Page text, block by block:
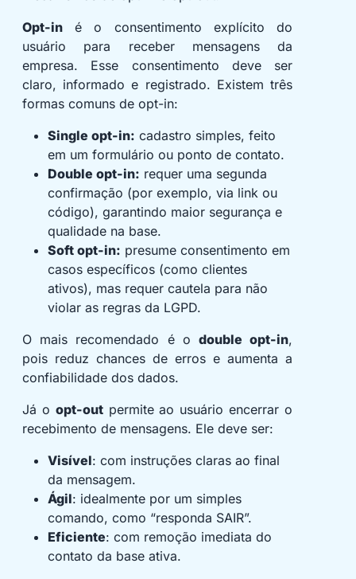
Opt-in é o consentimento explícito do
usuário para receber mensagens da
empresa. Esse consentimento deve ser
claro, informado e registrado. Existem três
formas comuns de opt-in:
Single opt-in: cadastro simples, feito
em um formulário ou ponto de contato.
Double opt-in: requer uma segunda
confirmação (por exemplo, via link ou
código), garantindo maior segurança e
qualidade na base.
Soft opt-in: presume consentimento em
casos específicos (como clientes
ativos), mas requer cautela para não
violar as regras da LGPD.
O mais recomendado é o double opt-in,
pois reduz chances de erros e aumenta a
confiabilidade dos dados.
Já o opt-outpermite ao usuário encerrar o
recebimento de mensagens. Ele deve ser:
Visível: com instruções claras ao final
da mensagem.
Ágil: idealmente por um simples
comando, como “responda SAIR”.
Eficiente: com remoção imediata do
contato da base ativa.